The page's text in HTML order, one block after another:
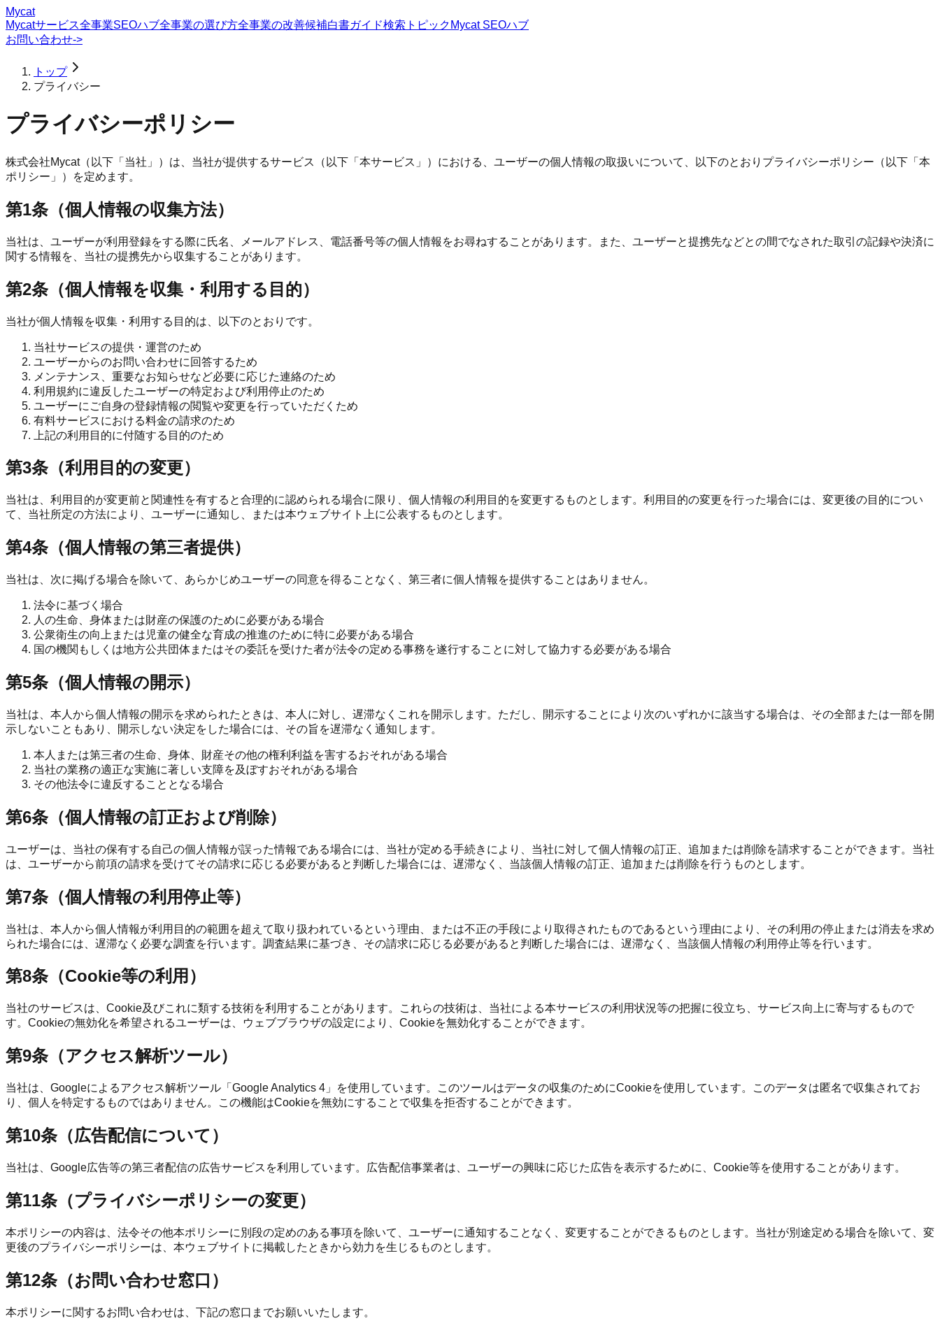
Mycat
Mycatサービス全事業SEOハブ全事業の選び方全事業の改善候補白書ガイド検索トピック Mycat SEOハブ
お問い合わせ->
トップ
プライバシー
プライバシーポリシー
株式会社Mycat（以下「当社」）は、当社が提供するサービス（以下「本サービス」）における、ユーザーの個人情報の取扱いについて、以下のとおりプライバシーポリシー（以下「本
ポリシー」）を定めます。
第1条（個人情報の収集方法）
当社は、ユーザーが利用登録をする際に氏名、メールアドレス、電話番号等の個人情報をお尋ねすることがあります。また、ユーザーと提携先などとの間でなされた取引の記録や決済に
関する情報を、当社の提携先から収集することがあります。
第2条（個人情報を収集・利用する目的）
当社が個人情報を収集・利用する目的は、以下のとおりです。
当社サービスの提供・運営のため
ユーザーからのお問い合わせに回答するため
メンテナンス、重要なお知らせなど必要に応じた連絡のため
利用規約に違反したユーザーの特定および利用停止のため
ユーザーにご自身の登録情報の閲覧や変更を行っていただくため
有料サービスにおける料金の請求のため
上記の利用目的に付随する目的のため
第3条（利用目的の変更）
当社は、利用目的が変更前と関連性を有すると合理的に認められる場合に限り、個人情報の利用目的を変更するものとします。利用目的の変更を行った場合には、変更後の目的につい
て、当社所定の方法により、ユーザーに通知し、または本ウェブサイト上に公表するものとします。
第4条（個人情報の第三者提供）
当社は、次に掲げる場合を除いて、あらかじめユーザーの同意を得ることなく、第三者に個人情報を提供することはありません。
法令に基づく場合
人の生命、身体または財産の保護のために必要がある場合
公衆衛生の向上または児童の健全な育成の推進のために特に必要がある場合
国の機関もしくは地方公共団体またはその委託を受けた者が法令の定める事務を遂行することに対して協力する必要がある場合
第5条（個人情報の開示）
当社は、本人から個人情報の開示を求められたときは、本人に対し、遅滞なくこれを開示します。ただし、開示することにより次のいずれかに該当する場合は、その全部または一部を開
示しないこともあり、開示しない決定をした場合には、その旨を遅滞なく通知します。
本人または第三者の生命、身体、財産その他の権利利益を害するおそれがある場合
当社の業務の適正な実施に著しい支障を及ぼすおそれがある場合
その他法令に違反することとなる場合
第6条（個人情報の訂正および削除）
ユーザーは、当社の保有する自己の個人情報が誤った情報である場合には、当社が定める手続きにより、当社に対して個人情報の訂正、追加または削除を請求することができます。当社
は、ユーザーから前項の請求を受けてその請求に応じる必要があると判断した場合には、遅滞なく、当該個人情報の訂正、追加または削除を行うものとします。
第7条（個人情報の利用停止等）
当社は、本人から個人情報が利用目的の範囲を超えて取り扱われているという理由、または不正の手段により取得されたものであるという理由により、その利用の停止または消去を求め
られた場合には、遅滞なく必要な調査を行います。調査結果に基づき、その請求に応じる必要があると判断した場合には、遅滞なく、当該個人情報の利用停止等を行います。
第8条（Cookie等の利用）
当社のサービスは、Cookie及びこれに類する技術を利用することがあります。これらの技術は、当社による本サービスの利用状況等の把握に役立ち、サービス向上に寄与するもので
す。Cookieの無効化を希望されるユーザーは、ウェブブラウザの設定により、Cookieを無効化することができます。
第9条（アクセス解析ツール）
当社は、Googleによるアクセス解析ツール「Google Analytics 4」を使用しています。このツールはデータの収集のためにCookieを使用しています。このデータは匿名で収集されてお
り、個人を特定するものではありません。この機能はCookieを無効にすることで収集を拒否することができます。
第10条（広告配信について）
当社は、Google広告等の第三者配信の広告サービスを利用しています。広告配信事業者は、ユーザーの興味に応じた広告を表示するために、Cookie等を使用することがあります。
第11条（プライバシーポリシーの変更）
本ポリシーの内容は、法令その他本ポリシーに別段の定めのある事項を除いて、ユーザーに通知することなく、変更することができるものとします。当社が別途定める場合を除いて、変
更後のプライバシーポリシーは、本ウェブサイトに掲載したときから効力を生じるものとします。
第12条（お問い合わせ窓口）
本ポリシーに関するお問い合わせは、下記の窓口までお願いいたします。